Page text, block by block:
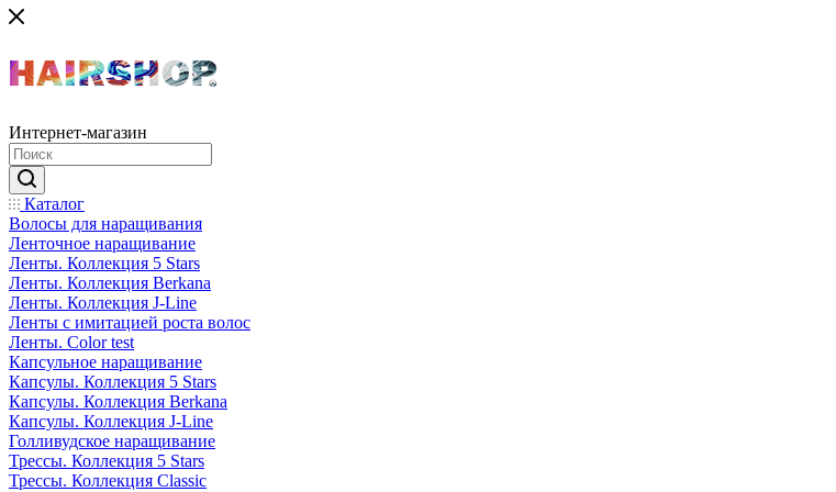
Интернет-магазин
Каталог
Волосы для наращивания
Ленточное наращивание
Ленты. Коллекция 5 Stars
Ленты. Коллекция Berkana
Ленты. Коллекция J-Line
Ленты с имитацией роста волос
Ленты. Color test
Капсульное наращивание
Капсулы. Коллекция 5 Stars
Капсулы. Коллекция Berkana
Капсулы. Коллекция J-Line
Голливудское наращивание
Трессы. Коллекция 5 Stars
Трессы. Коллекция Classic